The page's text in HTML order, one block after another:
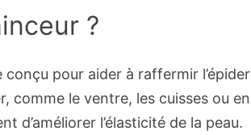
?
pour aider à raffermir
comme le ventre, les cuisses ou
d’améliorer l’élasticité de la peau.